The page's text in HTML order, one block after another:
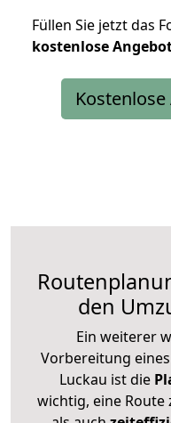
Füllen Sie jetzt das
kostenlose
den
Ein weiterer
Vorbereitung
Luckau ist die
wichtig, eine Route